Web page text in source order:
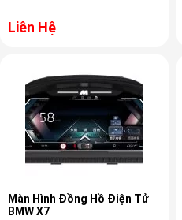
Liên Hệ
Màn Hình Đồng Hồ Điện Tử
BMW X7